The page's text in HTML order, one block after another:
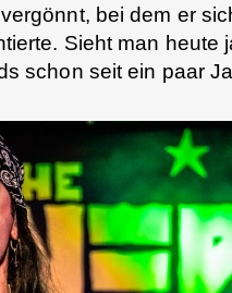
bei dem er
Sieht man heute
schon seit ein paar